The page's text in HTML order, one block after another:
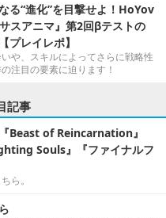
る“進化”を目撃せよ！HoYov
スアニマ』第2回βテストの
プレイレポ】
や、スキルによってさらに戦略性
注目の要素に迫ります！
記事
Beast of Reincarnation』
Souls』『ファイナルフ
ら。